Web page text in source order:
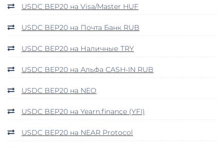
USDC BEP20 на Visa/Master HUF
USDC BEP20 на Почта Банк RUB
USDC BEP20 на Наличные TRY
USDC BEP20 на Альфа CASH-IN RUB
USDC BEP20 на NEO
USDC BEP20 на Yearn.finance (YFI)
USDC BEP20 на NEAR Protocol